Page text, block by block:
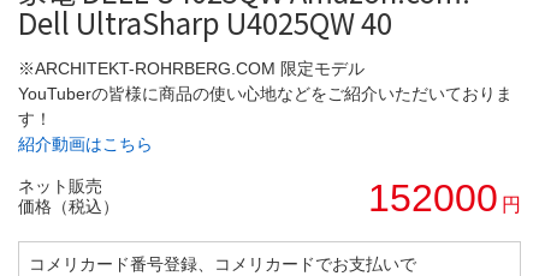
Dell UltraSharp U4025QW 40
※ARCHITEKT-ROHRBERG.COM 限定モデル
YouTuberの皆様に商品の使い心地などをご紹介いただいておりま
す！
紹介動画はこちら
ネット販売
価格（税込）
152000 円
コメリカード番号登録、コメリカードでお支払いで